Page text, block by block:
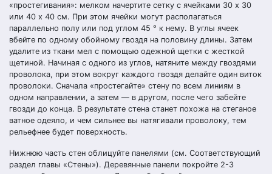
«простегивания»: мелком начертите сетку с ячейками 30 х 30
или 40 х 40 см. При этом ячейки могут располагаться
параллельно полу или под углом 45 ° к нему. В углы ячеек
вбейте по одному обойному гвоздя на половину длины. Затем
удалите из ткани мел с помощью одежной щетки с жесткой
щетиной. Начиная с одного из углов, натяните между гвоздями
проволока, при этом вокруг каждого гвоздя делайте один виток
проволоки. Сначала «простегайте» стену по всем линиям в
одном направлении, а затем — в другом, после чего забейте
гвозди до конца. В результате стена станет похожа на стеганое
ватное одеяло, и чем сильнее вы натягивали проволоку, тем
рельефнее будет поверхность.
Нижнюю часть стен облицуйте панелями (см. Соответствующий
раздел главы «Стены»). Деревянные панели покройте 2-3